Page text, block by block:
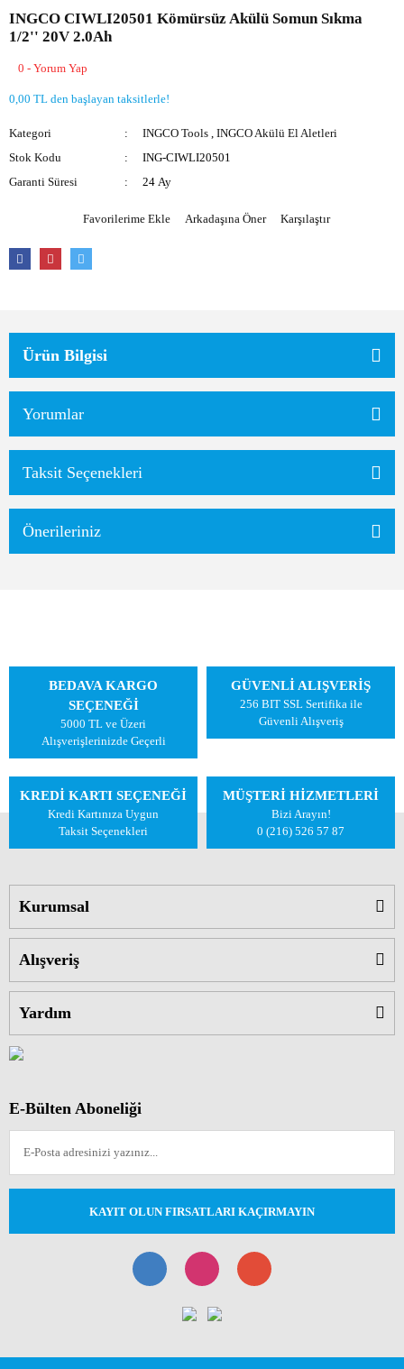
INGCO CIWLI20501 Kömürsüz Akülü Somun Sıkma
1/2'' 20V 2.0Ah
0 - Yorum Yap
0,00 TL den başlayan taksitlerle!
Kategori INGCO Tools ,INGCO Akülü El Aletleri
Stok Kodu
ING-CIWLI20501
Garanti Süresi
24 Ay
Arkadaşına Öner Karşılaştır
Ürün Bilgisi
Yorumlar
Taksit Seçenekleri
Önerileriniz
BEDAVA KARGO
SEÇENEĞİ
5000 TL ve Üzeri
Alışverişlerinizde Geçerli
GÜVENLİ ALIŞVERİŞ
256 BIT SSL Sertifika ile
Güvenli Alışveriş
KREDİ KARTI SEÇENEĞİ
Kredi Kartınıza Uygun
Taksit Seçenekleri
MÜŞTERİ HİZMETLERİ
Bizi Arayın!
0 (216) 526 57 87
Kurumsal
Alışveriş
Yardım
E-Bülten Aboneliği
KAYIT OLUN FIRSATLARI KAÇIRMAYIN